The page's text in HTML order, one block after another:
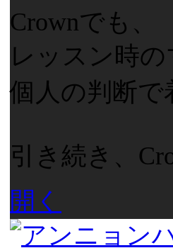
Crownでも、
レッスン時
個人の判断で
引き続き、
開く